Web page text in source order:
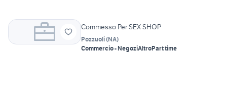
Commesso Per SEX SHOP
Pozzuoli(NA)
Commercio - NegoziAltroPart time